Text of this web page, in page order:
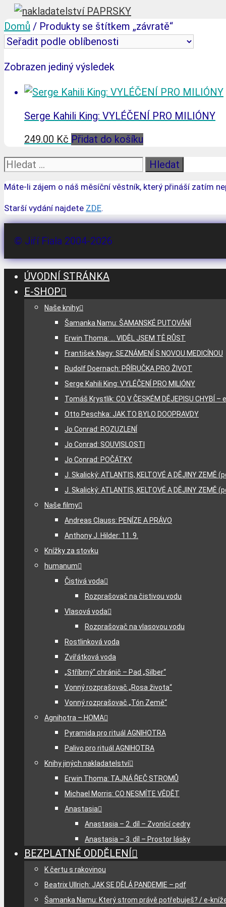
Domů / Produkty se štítkem „závratě“
Zobrazen jediný výsledek
Serge Kahili King: VYLÉČENÍ PRO MILIÓNY
249.00 Kč Přidat do košíku
Hledat:
Máte-li zájem o náš měsíční věstník, který přináší zatím
Starší vydání najdete ZDE.
© Jiří Fiala 2004-2026
ÚVODNÍ STRÁNKA
E-SHOP
Naše knihy
Šamanka Namu: ŠAMANSKÉ PUTOVÁNÍ
Erwin Thoma: … VIDĚL JSEM TĚ RŮST
František Nagy: SEZNÁMENÍ S NOVOU MEDICÍNOU
Rudolf Doernach: PŘÍRUČKA PRO ŽIVOT
Serge Kahili King: VYLÉČENÍ PRO MILIÓNY
Tomáš Krystlík: CO V ČESKÉM DĚJEPISU CHYBÍ –
Otto Peschka: JAK TO BYLO DOOPRAVDY
Jo Conrad: ROZUZLENÍ
Jo Conrad: SOUVISLOSTI
Jo Conrad: POČÁTKY
J. Skalický: ATLANTIS, KELTOVÉ A DĚJINY ZEMĚ
J. Skalický: ATLANTIS, KELTOVÉ A DĚJINY ZEMĚ
Naše filmy
Andreas Clauss: PENÍZE A PRÁVO
Anthony J. Hilder: 11. 9.
Knížky za stovku
humanum
Čistivá voda
Rozprašovač na čistivou vodu
Vlasová voda
Rozprašovač na vlasovou vodu
Rostlinková voda
Zvířátková voda
„Stříbrný“ chránič – Pad „Silber“
Vonný rozprašovač „Rosa života“
Vonný rozprašovač „Tón Země“
Agnihotra – HOMA
Pyramida pro rituál AGNIHOTRA
Palivo pro rituál AGNIHOTRA
Knihy jiných nakladatelství
Erwin Thoma: TAJNÁ ŘEČ STROMŮ
Michael Morris: CO NESMÍTE VĚDĚT
Anastasia
Anastasia – 2. díl – Zvonící cedry
Anastasia – 3. díl – Prostor lásky
BEZPLATNÉ ODDĚLENÍ
K čertu s rakovinou
Beatrix Ullrich: JAK SE DĚLÁ PANDEMIE – pdf
Šamanka Namu: Který strom právě potřebuješ? / e-